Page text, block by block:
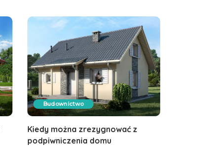
Budownictwo
Kiedy można zrezygnować z
podpiwniczenia domu